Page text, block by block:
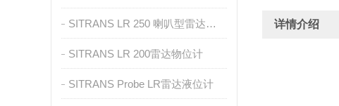
SITRANS LR 250 喇叭型雷达物位计
SITRANS LR 200雷达物位计
SITRANS Probe LR雷达液位计
详情介绍